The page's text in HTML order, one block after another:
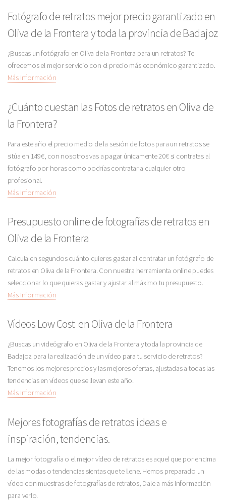
Fotógrafo de retratos mejor precio garantizado en
Oliva de la Frontera y toda la provincia de Badajoz
¿Buscas un fotógrafo en Oliva de la Frontera para un retratos? Te
ofrecemos el mejor servicio con el precio más económico garantizado.
Más Información
¿Cuánto cuestan las Fotos de retratos en Oliva de
la Frontera?
Para este año el precio medio de la sesión de fotos para un retratos se
sitúa en 149€, con nosotros vas a pagar únicamente 20€ si contratas al
fotógrafo por horas como podrías contratar a cualquier otro
profesional.
Más Información
Presupuesto online de fotografías de retratos en
Oliva de la Frontera
Calcula en segundos cuánto quieres gastar al contratar un fotógrafo de
retratos en Oliva de la Frontera. Con nuestra herramienta online puedes
seleccionar lo que quieras gastar y ajustar al máximo tu presupuesto.
Más Información
Vídeos Low Cost en Oliva de la Frontera
¿Buscas un videógrafo en Oliva de la Frontera y toda la provincia de
Badajoz para la realización de un vídeo para tu servicio de retratos?
Tenemos los mejores precios y las mejores ofertas, ajustadas a todas las
tendencias en vídeos que se llevan este año.
Más Información
Mejores fotografías de retratos ideas e
inspiración, tendencias.
La mejor fotografía o el mejor vídeo de retratos es aquel que por encima
de las modas o tendencias sientas que te llene. Hemos preparado un
vídeo con muestras de fotografías de retratos, Dale a más información
para verlo.